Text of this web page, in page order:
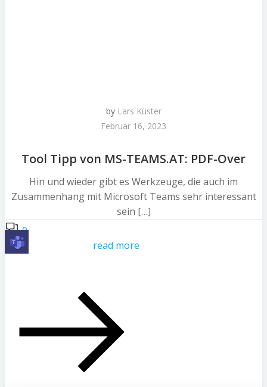
by Lars Küster
Februar 16, 2023
Tool Tipp von MS-TEAMS.AT: PDF-Over
Hin und wieder gibt es Werkzeuge, die auch im
Zusammenhang mit Microsoft Teams sehr interessant
sein […]
0
read more